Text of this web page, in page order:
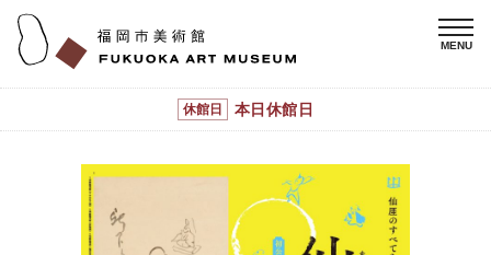
休館日 本日休館日